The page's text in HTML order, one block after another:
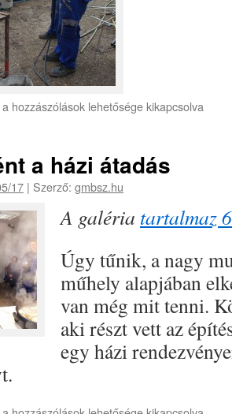
a hozzászólások lehetősége kikapcsolva
a házi átadás
17 | Szerző: gmbsz.hu
A galéria tartalmaz
Úgy tűnik, a nagy
műhely alapjában
van még mit tenni.
aki részt vett az
egy házi